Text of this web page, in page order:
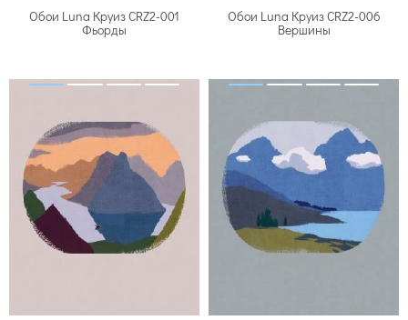
Обои Luna Круиз CRZ2-001
Фьорды
Обои Luna Круиз CRZ2-006
Вершины